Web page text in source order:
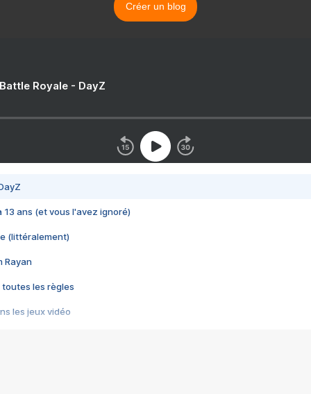
Créer un blog
Royale - DayZ
13 ans (et vous l'avez ignoré)
(littéralement)
Rayan
toutes les règles
les jeux vidéo